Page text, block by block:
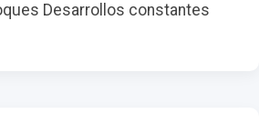
Desarrollos constantes